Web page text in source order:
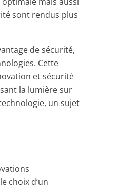
sont rendus plus
de sécurité,
Cette
et sécurité
la lumière sur
un sujet
choix d’un